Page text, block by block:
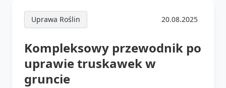
Uprawa Roślin 20.08.2025
Kompleksowy przewodnik po
uprawie truskawek w
gruncie